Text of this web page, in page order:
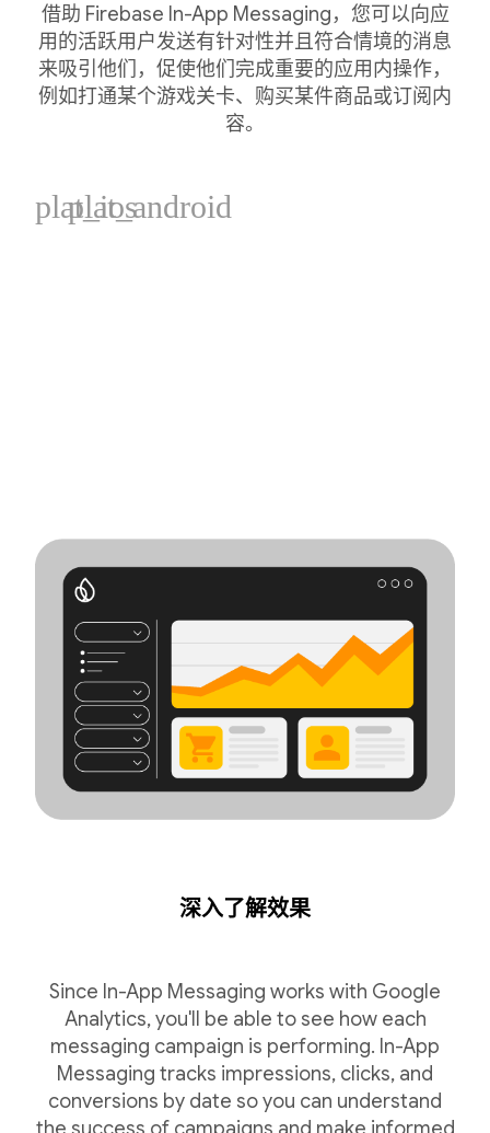
借助 Firebase In-App Messaging，您可以向应
用的活跃用户发送有针对性并且符合情境的消息
来吸引他们，促使他们完成重要的应用内操作，
例如打通某个游戏关卡、购买某件商品或订阅内
容。
plat_ios
plat_android
深入了解效果
Since In-App Messaging works with Google
Analytics, you'll be able to see how each
messaging campaign is performing. In-App
Messaging tracks impressions, clicks, and
conversions by date so you can understand